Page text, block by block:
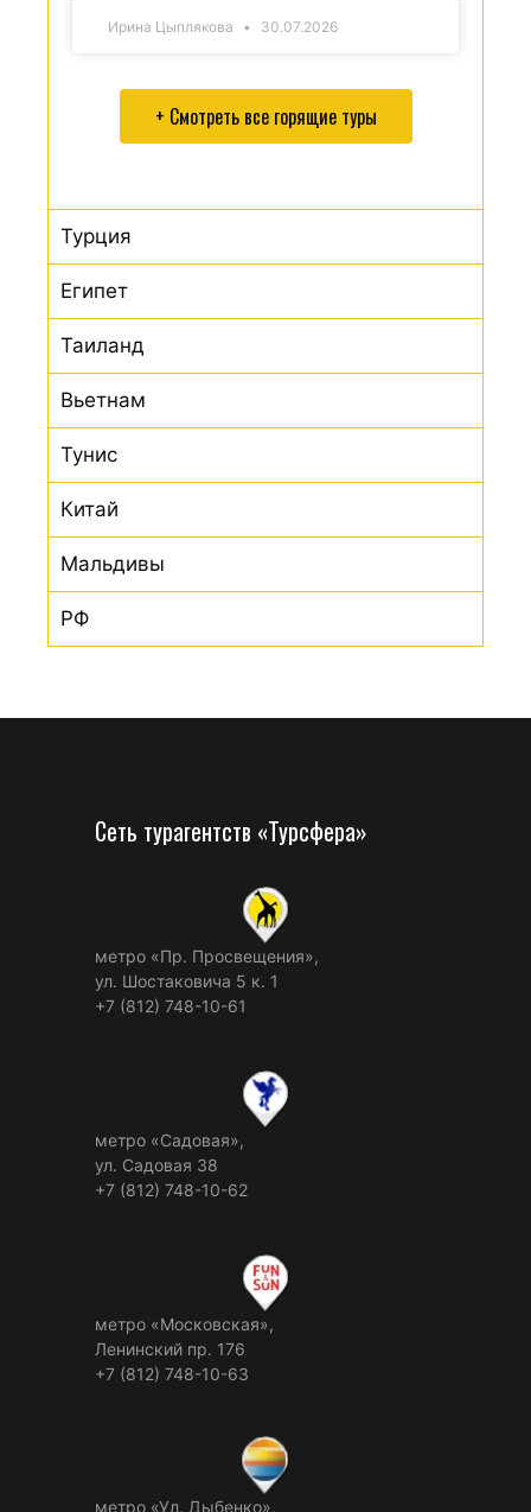
Ирина Цыплякова 30.07.2026
+ Смотреть все горящие туры
Турция
Египет
Таиланд
Вьетнам
Тунис
Китай
Мальдивы
РФ
Сеть турагентств «Турсфера»
метро «Пр. Просвещения»,
ул. Шостаковича 5 к. 1
+7 (812) 748-10-61
метро «Садовая»,
ул. Садовая 38
+7 (812) 748-10-62
метро «Московская»,
Ленинский пр. 176
+7 (812) 748-10-63
метро «Ул. Дыбенко»,